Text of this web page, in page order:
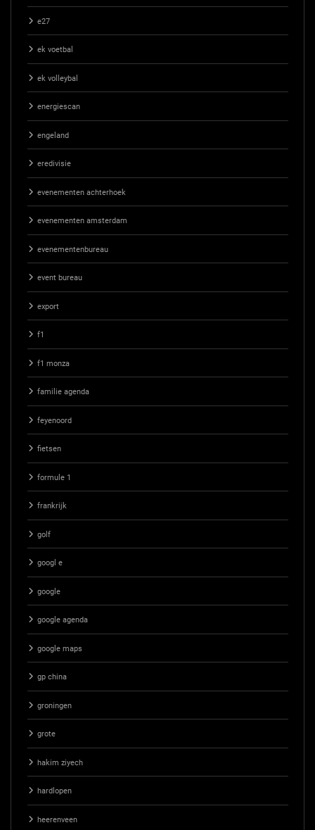
e27
ek voetbal
ek volleybal
energiescan
engeland
eredivisie
evenementen achterhoek
evenementen amsterdam
evenementenbureau
event bureau
export
f1
f1 monza
familie agenda
feyenoord
fietsen
formule 1
frankrijk
golf
googl e
google
google agenda
google maps
gp china
groningen
grote
hakim ziyech
hardlopen
heerenveen